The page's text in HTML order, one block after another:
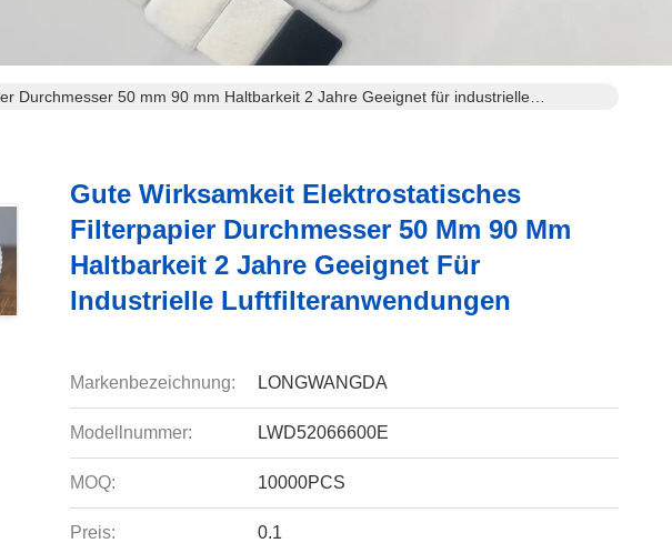
Durchmesser 50 mm 90 mm Haltbarkeit 2 Jahre Geeignet für industrielle
Gute Wirksamkeit Elektrostatisches
Filterpapier Durchmesser 50 Mm 90 Mm
Haltbarkeit 2 Jahre Geeignet Für
Industrielle Luftfilteranwendungen
Markenbezeichnung: LONGWANGDA
Modellnummer: LWD52066600E
MOQ: 10000PCS
Preis: 0.1